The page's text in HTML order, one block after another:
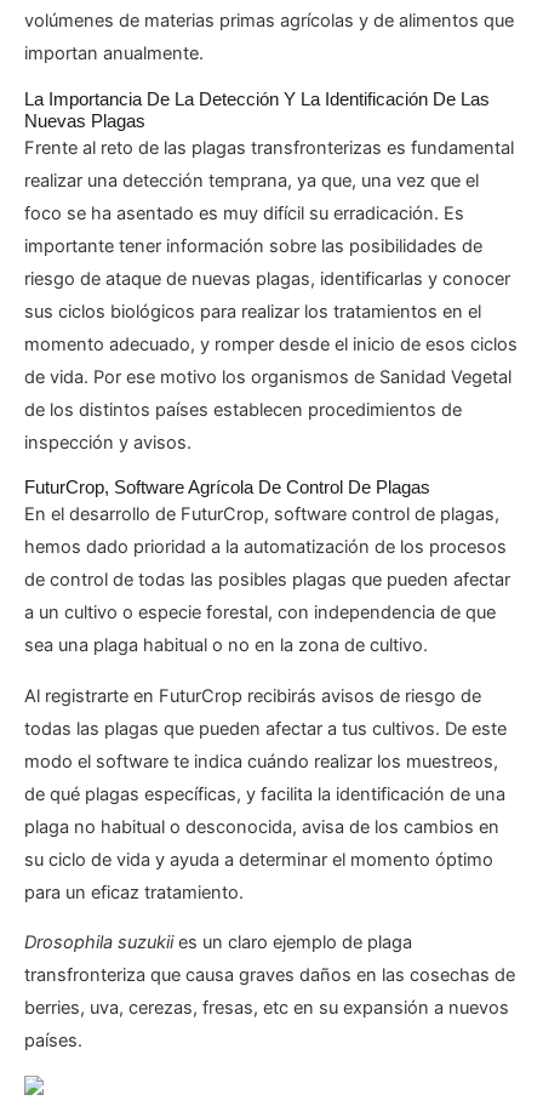
volúmenes de materias primas agrícolas y de alimentos que
importan anualmente.
La Importancia De La Detección Y La Identificación De Las
Nuevas Plagas
Frente al reto de las plagas transfronterizas es fundamental
realizar una detección temprana, ya que, una vez que el
foco se ha asentado es muy difícil su erradicación. Es
importante tener información sobre las posibilidades de
riesgo de ataque de nuevas plagas, identificarlas y conocer
sus ciclos biológicos para realizar los tratamientos en el
momento adecuado, y romper desde el inicio de esos ciclos
de vida. Por ese motivo los organismos de Sanidad Vegetal
de los distintos países establecen procedimientos de
inspección y avisos.
FuturCrop, Software Agrícola De Control De Plagas
En el desarrollo de FuturCrop, software control de plagas,
hemos dado prioridad a la automatización de los procesos
de control de todas las posibles plagas que pueden afectar
a un cultivo o especie forestal, con independencia de que
sea una plaga habitual o no en la zona de cultivo.
Al registrarte en FuturCrop recibirás avisos de riesgo de
todas las plagas que pueden afectar a tus cultivos. De este
modo el software te indica cuándo realizar los muestreos,
de qué plagas específicas, y facilita la identificación de una
plaga no habitual o desconocida, avisa de los cambios en
su ciclo de vida y ayuda a determinar el momento óptimo
para un eficaz tratamiento.
Drosophila suzukiies un claro ejemplo de plaga
transfronteriza que causa graves daños en las cosechas de
berries, uva, cerezas, fresas, etc en su expansión a nuevos
países.